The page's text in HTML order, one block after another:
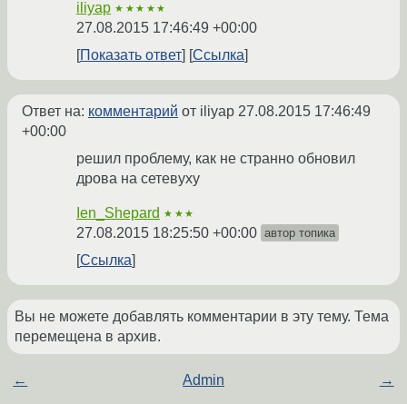
iliyap ★★★★★
27.08.2015 17:46:49 +00:00
Показать ответ
Ссылка
Ответ на: комментарий от iliyap 27.08.2015 17:46:49
+00:00
решил проблему, как не странно обновил
дрова на сетевуху
Ien_Shepard ★★★
27.08.2015 18:25:50 +00:00 автор топика
Ссылка
Вы не можете добавлять комментарии в эту тему. Тема
перемещена в архив.
← Admin →